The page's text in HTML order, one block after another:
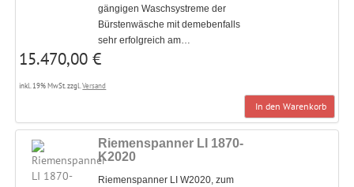
gängigen Waschsystreme der
Bürstenwäsche mit demebenfalls
sehr erfolgreich am…
15.470,00 €
inkl. 19% MwSt. zzgl.Versand
In den Warenkorb
Riemenspanner LI 1870-
K2020
Riemenspanner LI W2020, zum